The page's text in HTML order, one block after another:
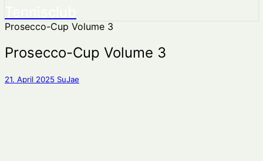
Prosecco-Cup Volume 3
Prosecco-Cup Volume 3
21. April 2025 SuJae